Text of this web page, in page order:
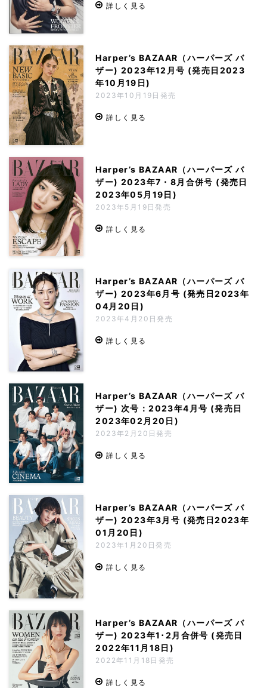
詳しく見る
Harper’s BAZAAR（ハーパーズ バ
ザー) 2023年12月号 (発売日2023
年10月19日)
2023年10月19日発売
詳しく見る
Harper’s BAZAAR（ハーパーズ バ
ザー) 2023年7・8月合併号 (発売日
2023年05月19日)
2023年5月19日発売
詳しく見る
Harper’s BAZAAR（ハーパーズ バ
ザー) 2023年6月号 (発売日2023年
04月20日)
2023年4月20日発売
詳しく見る
Harper’s BAZAAR（ハーパーズ バ
ザー) 次号：2023年4月号 (発売日
2023年02月20日)
2023年2月20日発売
詳しく見る
Harper’s BAZAAR（ハーパーズ バ
ザー) 2023年3月号 (発売日2023年
01月20日)
2023年1月20日発売
詳しく見る
Harper’s BAZAAR（ハーパーズ バ
ザー) 2023年1･2月合併号 (発売日
2022年11月18日)
2022年11月18日発売
詳しく見る